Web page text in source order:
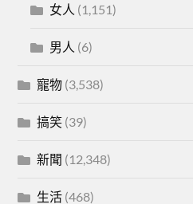
女人 (1,151)
男人 (6)
寵物 (3,538)
搞笑 (39)
新聞 (12,348)
生活 (468)